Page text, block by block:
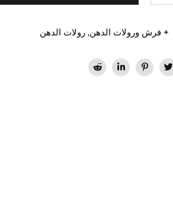
+ فرش ورولات الدهن, رولات الدهن